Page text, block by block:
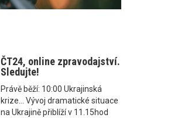
ČT24, online zpravodajství.
Sledujte!
Právě běží: 10:00 Ukrajinská
krize... Vývoj dramatické situace
na Ukrajině přiblíží v 11.15hod